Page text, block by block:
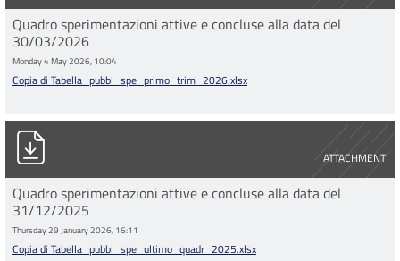
Quadro sperimentazioni attive e concluse alla data del
30/03/2026
Monday 4 May 2026, 10:04
Copia di Tabella_pubbl_spe_primo_trim_2026.xlsx
ATTACHMENT
Copia di Tabella_pubbl_spe_ultimo_quadr_2025.xlsx
Quadro sperimentazioni attive e concluse alla data del
31/12/2025
Thursday 29 January 2026, 16:11
Copia di Tabella_pubbl_spe_ultimo_quadr_2025.xlsx